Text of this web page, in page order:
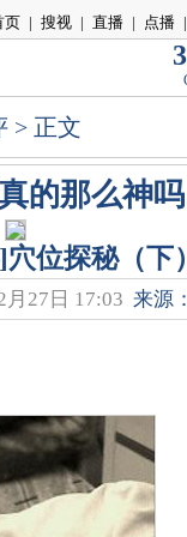
页 | 搜视 | 直播 | 点播 |
> 正文
的那么神
位探秘（下
月27日 17:03 来源